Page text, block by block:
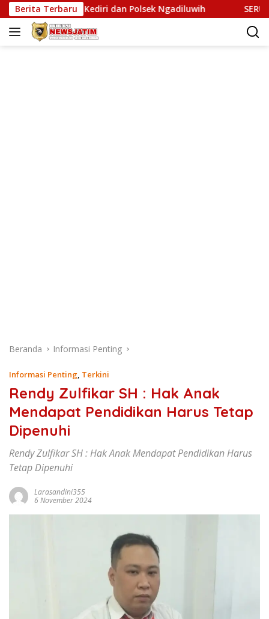
Langsung
ke
konten
Berita Terbaru
Kediri dan Polsek Ngadiluwih SERUKAN
Beranda Informasi Penting
Informasi Penting, Terkini
Rendy Zulfikar SH : Hak Anak
Mendapat Pendidikan Harus Tetap
Dipenuhi
Rendy Zulfikar SH : Hak Anak Mendapat Pendidikan Harus
Tetap Dipenuhi
Larasandini355
6 November 2024